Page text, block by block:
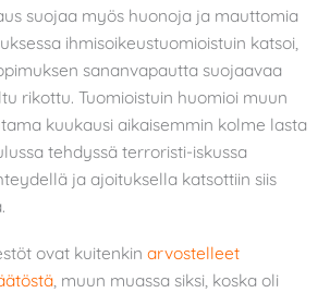
suojaa myös huonoja ja mauttomia
ihmisoikeustuomioistuin katsoi,
sananvapautta suojaavaa
rikottu. Tuomioistuin huomioi muun
kuukausi aikaisemmin kolme lasta
tehdyssä terroristi-iskussa
ja ajoituksella katsottiin siis
ovat kuitenkin arvostelleet
, muun muassa siksi, koska oli